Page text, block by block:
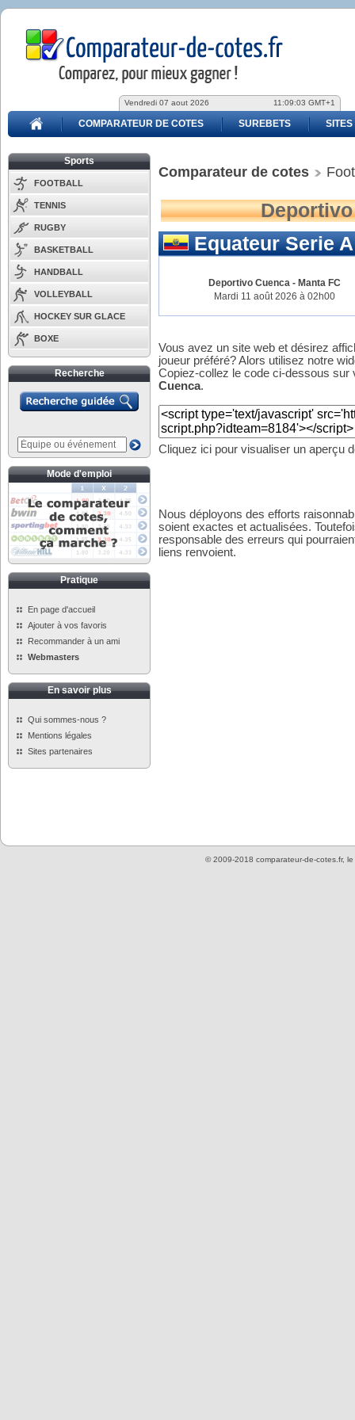
Vendredi 07 aout 2026 11:09:03 GMT+1
COMPARATEUR DE COTES SUREBETS SITES
Sports
FOOTBALL
TENNIS
RUGBY
BASKETBALL
HANDBALL
VOLLEYBALL
HOCKEY SUR GLACE
BOXE
Recherche
Mode d'emploi
Pratique
En page d'accueil
Ajouter à vos favoris
Recommander à un ami
Webmasters
En savoir plus
Qui sommes-nous ?
Mentions légales
Sites partenaires
Comparateur de cotes
Equateur Serie A
Deportivo Cuenca- Manta FC
Mardi 11 août 2026 à 02h00
Vous avez un site web et désirez
joueur préféré? Alors utilisez notre
Copiez-collez le code ci-dessous
Cuenca.
Cliquez ici pour visualiser un aperçu
Nous déployons des efforts
soient exactes et actualisées.
responsable des erreurs qui
liens renvoient.
© 2009-2018 comparateur-de-cotes.fr, le